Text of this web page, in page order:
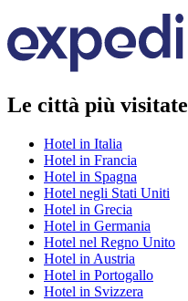
Le città più visitate
Hotel in Italia
Hotel in Francia
Hotel in Spagna
Hotel negli Stati Uniti
Hotel in Grecia
Hotel in Germania
Hotel nel Regno Unito
Hotel in Austria
Hotel in Portogallo
Hotel in Svizzera